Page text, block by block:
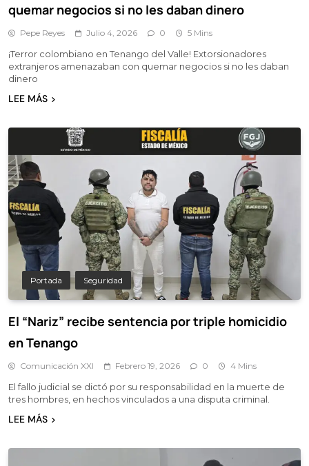
quemar negocios si no les daban dinero
Pepe Reyes Julio 4, 2026 0 5 Mins
¡Terror colombiano en Tenango del Valle! Extorsionadores
extranjeros amenazaban con quemar negocios si no les daban
dinero
LEE MÁS
Portada Seguridad
El “Nariz” recibe sentencia por triple homicidio
en Tenango
Comunicación XXI Febrero 19, 2026 0 4 Mins
El fallo judicial se dictó por su responsabilidad en la muerte de
tres hombres, en hechos vinculados a una disputa criminal.
LEE MÁS